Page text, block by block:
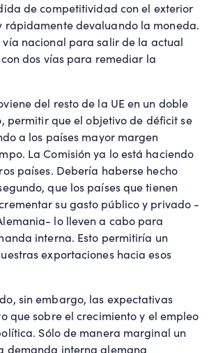
de competitividad con el exterior
rápidamente devaluando la moneda.
vía nacional para salir de la actual
dos vías para remediar la
del resto de la UE en un doble
permitir que el objetivo de déficit se
a los países mayor margen
La Comisión ya lo está haciendo
países. Debería haberse hecho
que los países que tienen
su gasto público y privado -
lo lleven a cabo para
interna. Esto permitiría un
exportaciones hacia esos
sin embargo, las expectativas
que sobre el crecimiento y el empleo
Sólo de manera marginal un
demanda interna alemana